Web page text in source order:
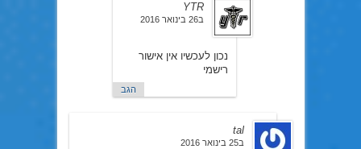
YTR
ב26 בינואר 2016
נכון לעכשיו אין אישור
רישמי
הגב
tal
ב25 בינואר 2016